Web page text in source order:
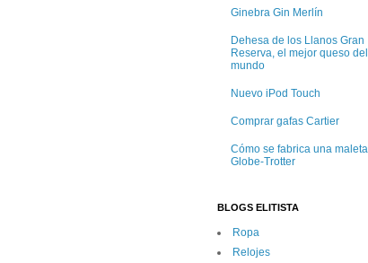
Ginebra Gin Merlín
Dehesa de los Llanos Gran
Reserva, el mejor queso del
mundo
Nuevo iPod Touch
Comprar gafas Cartier
Cómo se fabrica una maleta
Globe-Trotter
BLOGS ELITISTA
Ropa
Relojes